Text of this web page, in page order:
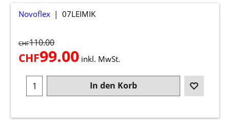
Novoflex 07LEIMIK
CHF110.00
CHF99.00 inkl. MwSt.
In den Korb